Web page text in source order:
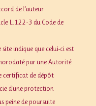
de l’auteur
L.122-3 du Code de
indique que celui-ci est
par une Autorité
certificat de dépôt
d'une protection
peine de poursuite